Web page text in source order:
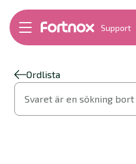
Support
Bokföring
Fakturering
Byt till Fortnox
Felsökning
Ordlista
Svaret är en sökning bort